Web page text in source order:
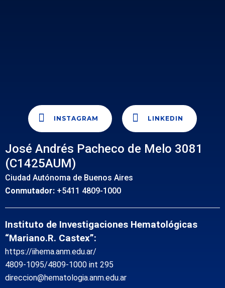
INSTAGRAM LINKEDIN
José Andrés Pacheco de Melo 3081
(C1425AUM)
Ciudad Autónoma de Buenos Aires
Conmutador: +5411 4809-1000
Instituto de Investigaciones Hematológicas
“Mariano.R. Castex”:
https://iihema.anm.edu.ar/
4809-1095/4809-1000 int 295
direccion@hematologia.anm.edu.ar